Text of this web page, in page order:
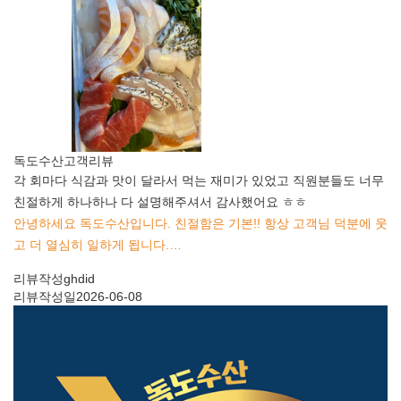
독도수산고객리뷰
각 회마다 식감과 맛이 달라서 먹는 재미가 있었고 직원분들도 너무
친절하게 하나하나 다 설명해주셔서 감사했어요 ㅎㅎ
안녕하세요 독도수산입니다. 친절함은 기본!! 항상 고객님 덕분에 웃
고 더 열심히 일하게 됩니다.…
리뷰작성ghdid
리뷰작성일2026-06-08